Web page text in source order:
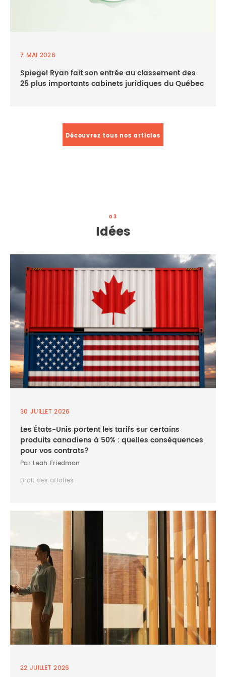
7 MAI 2026
Spiegel Ryan fait son entrée au classement des
25 plus importants cabinets juridiques du Québec
Découvrez tous nos articles
03
Idées
30 JUILLET 2026
Les États-Unis portent les tarifs sur certains
produits canadiens à 50% : quelles conséquences
pour vos contrats?
Par Leah Friedman
Droit des affaires
22 JUILLET 2026